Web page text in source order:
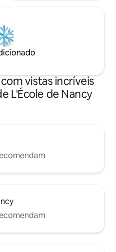
vistas incríveis
L'École de Nancy